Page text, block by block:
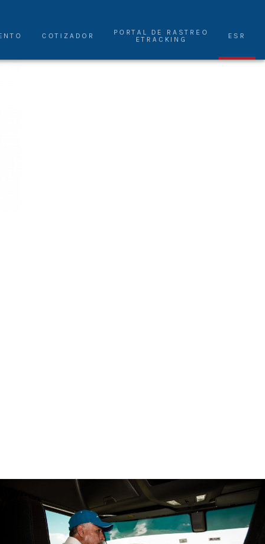
COTIZADOR
PORTAL DE RASTREO
ETRACKING
ESR